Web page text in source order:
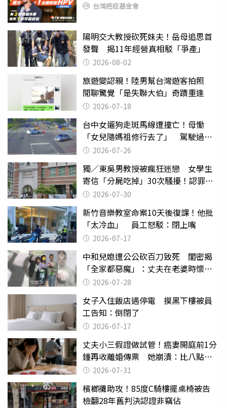
台灣癌症基金會
陽明交大教授砍死妹夫！岳母追思首
發聲 揭11年經營真相駁「爭產」
2026-08-02
旅遊變認親！陸男幫台灣遊客拍照
閒聊驚覺「是失聯大伯」奇蹟重逢
2026-07-18
台中女遛狗走斑馬線遭撞亡！母慟
「女兒隨媽祖修行去了」 駕駛過失
致死判9月
2026-07-26
獨／東吳男教授被瘋狂迷戀 女學生
寄信「分屍吃掉」30次騷擾！認罪免
關 2026-07-30
新竹音樂教室命案10天後復課！他批
「太冷血」 員工怒駁：閉上嘴
2026-07-17
中和兒媳遭公公砍百刀致死 閨密揭
「全家都惡魔」：丈夫在老婆時懷孕
摔東西
2026-07-28
女子入住飯店遇停電 摸黑下樓被員
工告知：倒閉了
2026-07-17
丈夫小三假證做試管！癌妻開庭前1分
鐘再收離婚傳票 她崩潰：比八點檔
還扯2026-07-31
檳榔攤助攻！85度C騎樓擺桌椅被告
檢翻28年舊判決認證非竊佔